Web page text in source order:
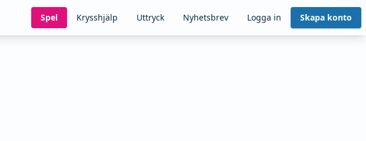
Spel Krysshjälp Uttryck Nyhetsbrev Logga in Skapa konto